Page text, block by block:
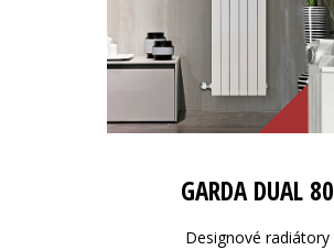
GARDA DUAL 80
Designové radiátory